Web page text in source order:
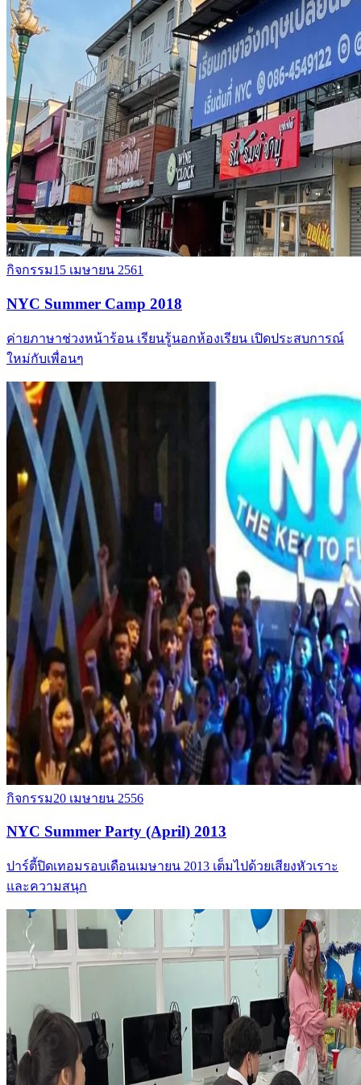
กิจกรรม15 เมษายน 2561
NYC Summer Camp 2018
ค่ายภาษาช่วงหน้าร้อน เรียนรู้นอกห้องเรียน เปิดประสบการณ์
ใหม่กับเพื่อนๆ
กิจกรรม20 เมษายน 2556
NYC Summer Party (April) 2013
ปาร์ตี้ปิดเทอมรอบเดือนเมษายน 2013 เต็มไปด้วยเสียงหัวเราะ
และความสนุก